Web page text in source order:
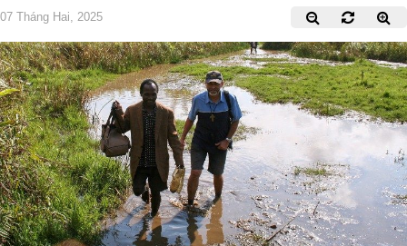
07 Tháng Hai, 2025